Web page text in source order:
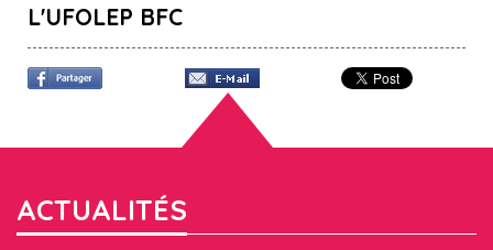
L'UFOLEP BFC
ACTUALITÉS